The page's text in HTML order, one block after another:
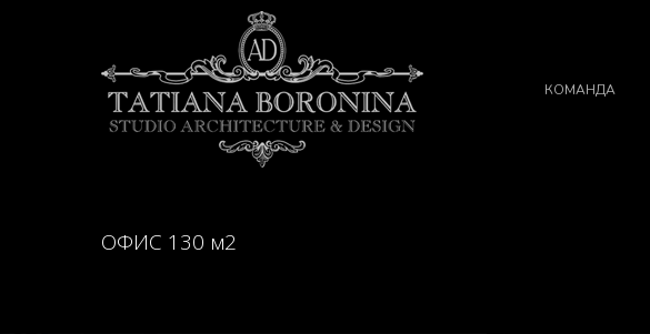
КОМАНДА
ОФИС 130 м2